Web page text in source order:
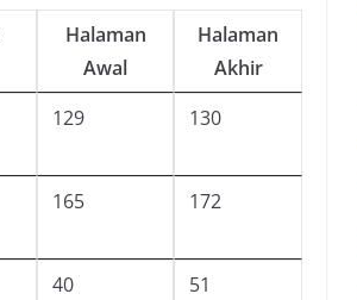
Halaman
Awal
Halaman
Akhir
129 130
165 172
40 51